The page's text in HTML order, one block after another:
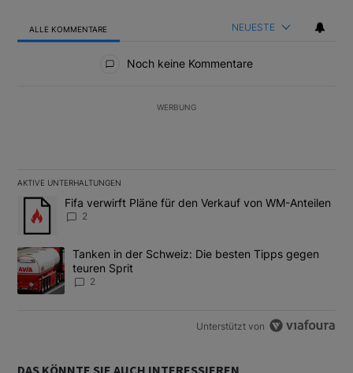
ALLE KOMMENTARE NEUESTE
Noch keine Kommentare
WERBUNG
AKTIVE UNTERHALTUNGEN
Das Folgende ist eine Liste der am meisten kommentierten
Ein Trendartikel mit dem Titel "Fifa verwirft Pläne für den
Fifa verwirft Pläne für den Verkauf von WM-Anteilen
2
Ein Trendartikel mit dem Titel "Tanken in der Schweiz: Die
Tanken in der Schweiz: Die besten Tipps gegen
teuren Sprit
2
Unterstützt von